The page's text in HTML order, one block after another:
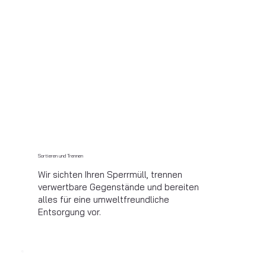
Sortieren und Trennen
Wir sichten Ihren Sperrmüll, trennen
verwertbare Gegenstände und bereiten
alles für eine umweltfreundliche
Entsorgung vor.